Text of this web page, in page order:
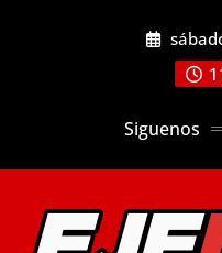
Siguenos